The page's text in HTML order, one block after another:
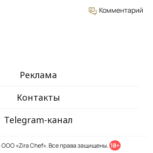
Комментарий
Реклама
Контакты
Telegram-канал
«Zira Chef». Все права защищены. 18+